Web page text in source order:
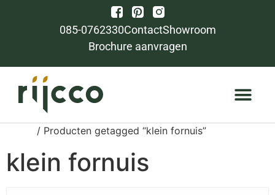
085-0762330ContactShowroom
Brochure aanvragen
/ Producten getagged “klein fornuis”
klein fornuis